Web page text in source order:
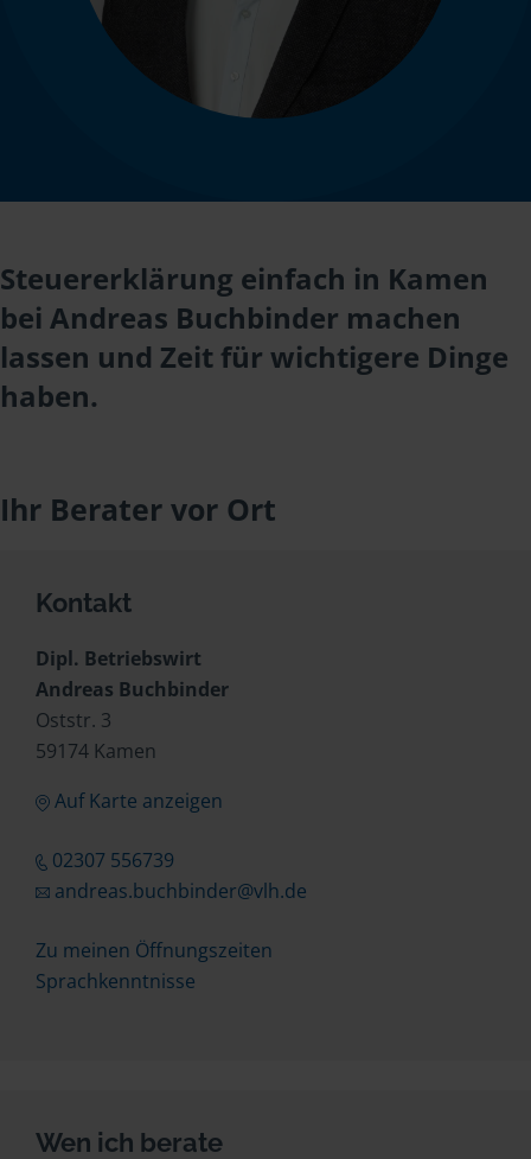
Steuererklärung einfach in Kamen
bei Andreas Buchbinder machen
lassen und Zeit für wichtigere Dinge
haben.
Ihr Berater vor Ort
Kontakt
Dipl. Betriebswirt
Andreas Buchbinder
Oststr. 3
59174 Kamen
Auf Karte anzeigen
02307 556739
andreas.buchbinder@vlh.de
Zu meinen Öffnungszeiten
Sprachkenntnisse
Wen ich berate